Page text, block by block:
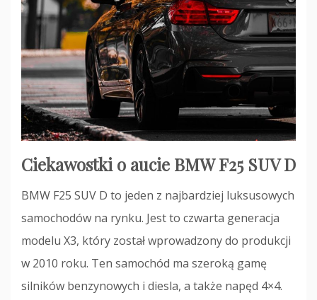
Ciekawostki o aucie BMW F25 SUV D
BMW F25 SUV D to jeden z najbardziej luksusowych
samochodów na rynku. Jest to czwarta generacja
modelu X3, który został wprowadzony do produkcji
w 2010 roku. Ten samochód ma szeroką gamę
silników benzynowych i diesla, a także napęd 4×4.